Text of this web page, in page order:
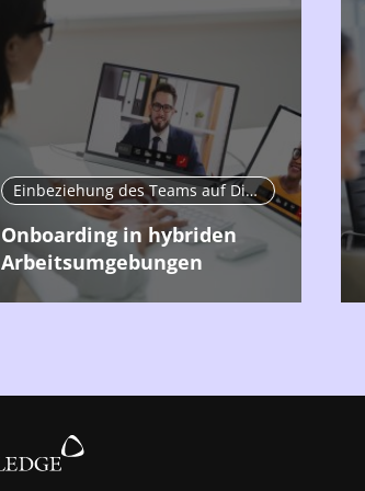
Einbeziehung des Teams auf Distanz
Onboarding in hybriden
Arbeitsumgebungen